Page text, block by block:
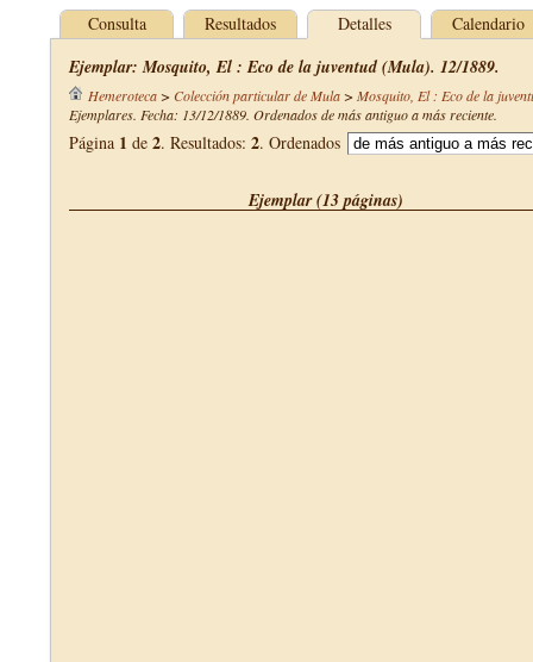
Consulta Resultados Detalles Calendario
Ejemplar: Mosquito, El : Eco de la juventud (Mula). 12/1889.
Hemeroteca> Colección particular de Mula> Mosquito, El : Eco de la
Ejemplares. Fecha: 13/12/1889. Ordenados de más antiguo a más reciente.
Página 1 de 2. Resultados: 2. Ordenados
Ejemplar (13 páginas)